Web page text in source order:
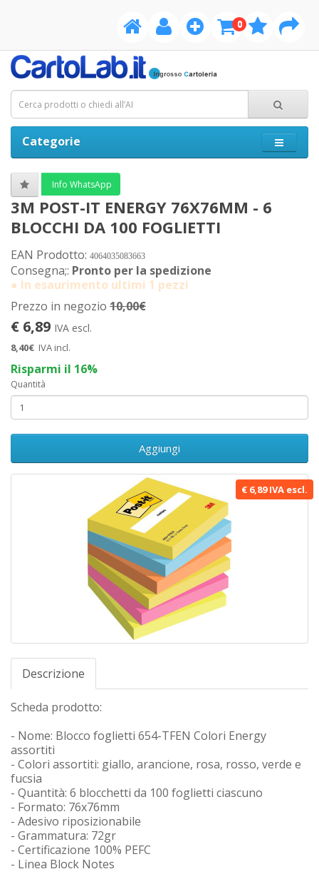
0
Categorie
€ 6,89 IVA escl.
Descrizione
Scheda prodotto:
- Nome: Blocco foglietti 654-TFEN Colori Energy
assortiti
- Colori assortiti: giallo, arancione, rosa, rosso, verde e
fucsia
- Quantità: 6 blocchetti da 100 foglietti ciascuno
- Formato: 76x76mm
- Adesivo riposizionabile
- Grammatura: 72gr
- Certificazione 100% PEFC
- Linea Block Notes
Info WhatsApp
3M POST-IT ENERGY 76X76MM - 6
BLOCCHI DA 100 FOGLIETTI
EAN Prodotto: 4064035083663
Consegna;: Pronto per la spedizione
● In esaurimento ultimi 1 pezzi
Prezzo in negozio 10,00€
€ 6,89 IVA escl.
8,40€ IVA incl.
Risparmi il 16%
Quantità
Aggiungi